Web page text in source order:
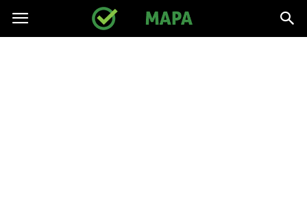
gpmapa.pl